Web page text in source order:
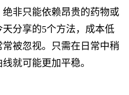
非只能依赖昂贵的药物或
分享的5个方法，成本低
被忽视。只需在日常中稍
就可能更加平稳。